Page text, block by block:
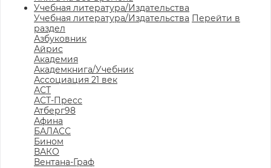
Учебная литература/Издательства
Учебная литература/Издательства Перейти в
раздел
Азбуковник
Айрис
Академия
Академкнига/Учебник
Ассоциация 21 век
АСТ
АСТ-Пресс
Атберг98
Афина
БАЛАСС
Бином
ВАКО
Вентана-Граф